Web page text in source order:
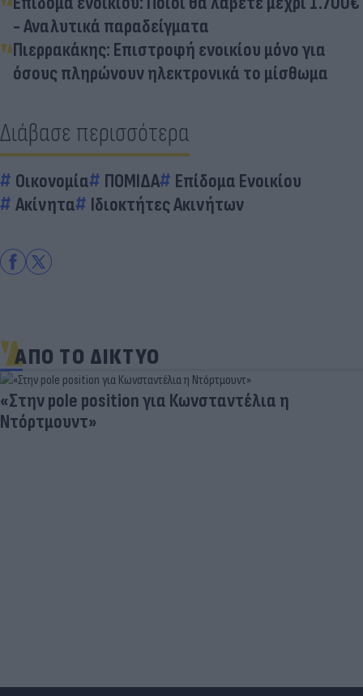
- Αναλυτικά παραδείγματα
Πιερρακάκης: Επιστροφή ενοικίου μόνο για
όσους πληρώνουν ηλεκτρονικά το μίσθωμα
Διάβασε περισσότερα
Οικονομία ΠΟΜΙΔΑ
Επίδομα Ενοικίου
Ακίνητα
Ιδιοκτήτες Ακινήτων
ΑΠΟ ΤΟ ΔΙΚΤΥΟ
«Στην pole position για Κωνσταντέλια η
Ντόρτμουντ»